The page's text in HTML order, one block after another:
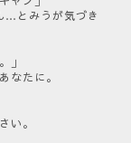
…とみうが気づき
」
なたに。
い。